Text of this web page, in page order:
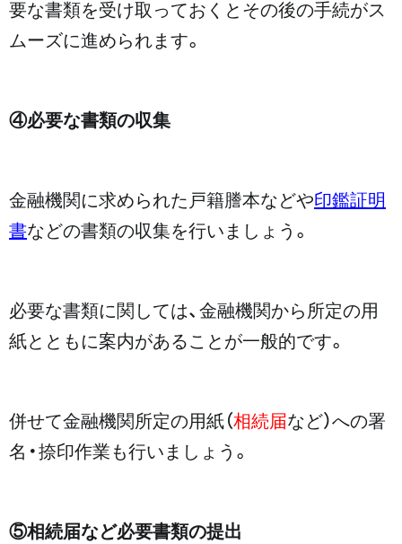
要な書類を受け取っておくとその後の手続がス
ムーズに進められます。
④必要な書類の収集
金融機関に求められた戸籍謄本などや印鑑証明
書などの書類の収集を行いましょう。
必要な書類に関しては、金融機関から所定の用
紙とともに案内があることが一般的です。
併せて金融機関所定の用紙（相続届など）への署
名・捺印作業も行いましょう。
⑤相続届など必要書類の提出